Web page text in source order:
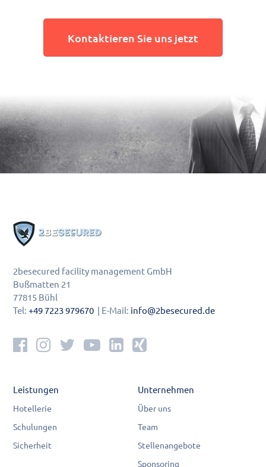
Kontaktieren Sie uns jetzt
2besecured facility management GmbH
Bußmatten 21
77815 Bühl
Tel:+49 7223 979670 | E-Mail: info@2besecured.de
Leistungen
Hotellerie
Schulungen
Sicherheit
Unternehmen
Über uns
Team
Stellenangebote
Sponsoring